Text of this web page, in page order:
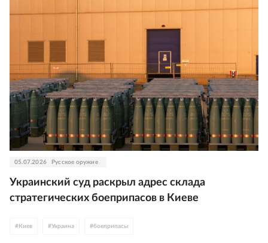
05.07.2026 Русское оружие
Украинский суд раскрыл адрес склада
стратегических боеприпасов в Киеве
# Киев #Украина #боеприпасы